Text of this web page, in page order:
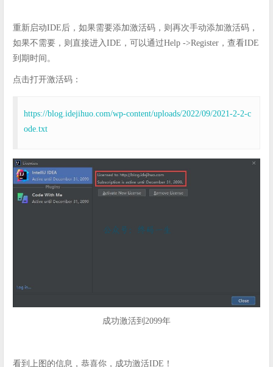
重新启动IDE后，如果需要添加激活码，则再次手动添加激活码，
如果不需要，则直接进入IDE，可以通过Help ->Register，查看IDE
到期时间。
点击打开激活码：
https://blog.idejihuo.com/wp-content/uploads/2022/09/2021-2-2-c
ode.txt
成功激活到2099年
看到上图的信息，恭喜你，成功激活IDE！